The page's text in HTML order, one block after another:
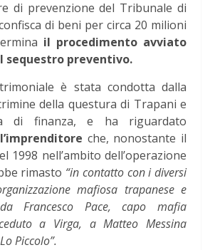
di prevenzione del Tribunale di
di beni per circa 20 milioni
il procedimento avviato
sequestro preventivo.
è stata condotta dalla
della questura di Trapani e
di finanza, e ha riguardato
che, nonostante il
1998 nell’ambito dell’operazione
rimasto “in contatto con i diversi
mafiosa trapanese e
Francesco Pace, capo mafia
a Virga, a Matteo Messina
Piccolo”.